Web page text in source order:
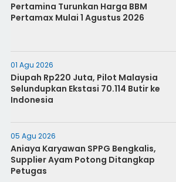
Pertamina Turunkan Harga BBM
Pertamax Mulai 1 Agustus 2026
01 Agu 2026
Diupah Rp220 Juta, Pilot Malaysia
Selundupkan Ekstasi 70.114 Butir ke
Indonesia
05 Agu 2026
Aniaya Karyawan SPPG Bengkalis,
Supplier Ayam Potong Ditangkap
Petugas